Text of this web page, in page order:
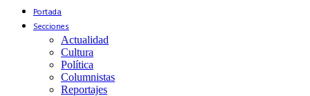
Portada
Secciones
Actualidad
Cultura
Política
Columnistas
Reportajes